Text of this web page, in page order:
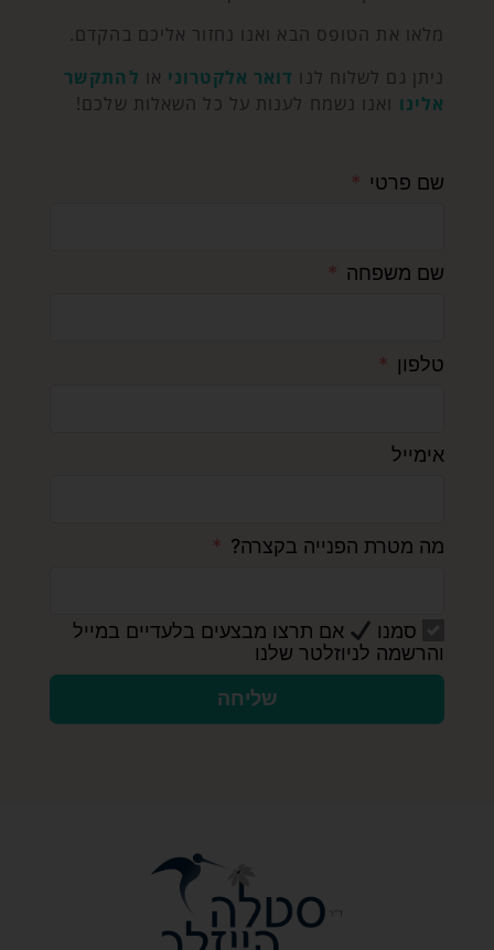
מלאו את הטופס הבא ואנו נחזור אליכם בהקדם.
ניתן גם לשלוח לנו
דואר אלקטרוני או להתקשר
אלינו ואנו נשמח לענות על כל השאלות שלכם!
שם פרטי
שם משפחה
טלפון
אימייל
מה מטרת הפנייה בקצרה?
סמנו
אם תרצו מבצעים בלעדיים במייל
והרשמה לניוזלטר שלנו
שליחה